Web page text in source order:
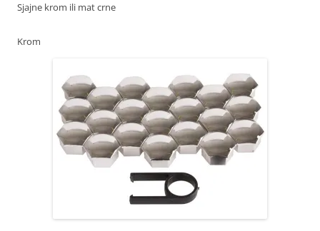
Sjajne krom ili mat crne
Krom